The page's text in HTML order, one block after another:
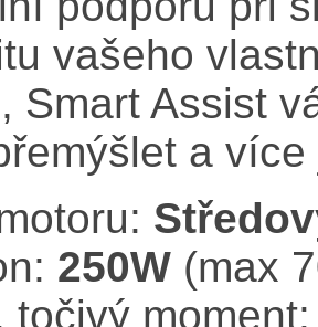
vašeho
Smart Assist
a
250W (max
točivý